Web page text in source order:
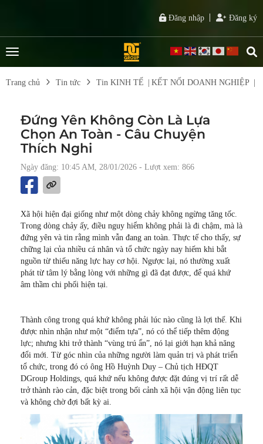
Đăng nhập Đăng ký
Trang chủ Tin tức Tin KINH TẾ KẾT NỐI DOANH NGHIỆP
Đứng Yên Không Còn Là Lựa
Chọn An Toàn - Câu Chuyện
Thích Nghi
Ngày đăng: 10:45 AM, 28/01/2026 - Lượt xem: 866
Xã hội hiện đại giống như một dòng chảy không ngừng tăng tốc.
Trong dòng chảy ấy, điều nguy hiểm không phải là đi chậm, mà là
đứng yên và tin rằng mình vẫn đang an toàn. Thực tế cho thấy, sự
chững lại của nhiều cá nhân và tổ chức ngày nay hiếm khi bắt
nguồn từ thiếu năng lực hay cơ hội. Ngược lại, nó thường xuất
phát từ tâm lý bằng lòng với những gì đã đạt được, để quá khứ
âm thầm chi phối hiện tại.
Thành công trong quá khứ không phải lúc nào cũng là lợi thế. Khi
được nhìn nhận như một “điểm tựa”, nó có thể tiếp thêm động
lực; nhưng khi trở thành “vùng trú ẩn”, nó lại giới hạn khả năng
đổi mới. Từ góc nhìn của những người làm quản trị và phát triển
tổ chức, trong đó có ông Hồ Huỳnh Duy – Chủ tịch HĐQT
DGroup Holdings, quá khứ nếu không được đặt đúng vị trí rất dễ
trở thành rào cản, đặc biệt trong bối cảnh xã hội vận động liên tục
và không chờ đợi bất kỳ ai.